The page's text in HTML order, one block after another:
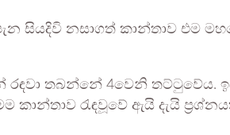
සියදිවි නසාගත් කාන්තාව එම
රඳවා තබන්නේ 4වෙනි
රැඳවූවේ ඇයි දැයි